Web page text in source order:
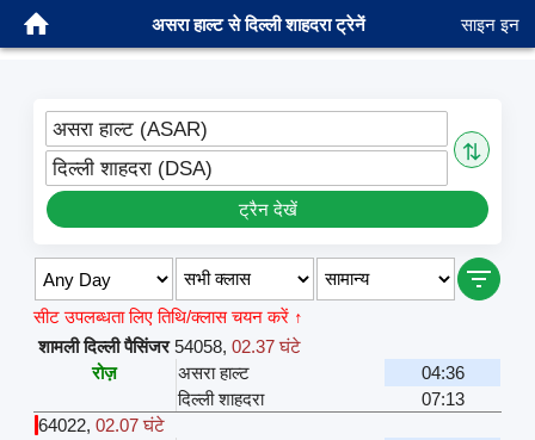
असरा हाल्ट से दिल्ली शाहदरा ट्रेनें साइन इन
असरा हाल्ट (ASAR)
⇅
दिल्ली शाहदरा (DSA)
ट्रैन देखें
सीट उपलब्धता लिए तिथि/क्लास चयन करें ↑
शामली दिल्ली पैसिंजर 54058,02.37 घंटे
रोज़
असरा हाल्ट
04:36
दिल्ली शाहदरा
07:13
64022,02.07 घंटे